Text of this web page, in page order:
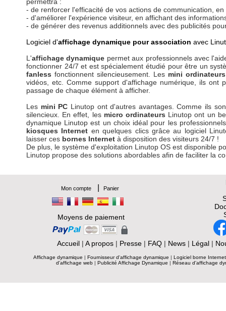
- de renforcer l'efficacité de vos actions de communication,
- d'améliorer l'expérience visiteur, en affichant des
- de générer des revenus additionnels avec des publicités
Logiciel d'affichage dynamique pour association avec
L'affichage dynamique permet aux professionnels avec
fonctionner 24/7 et est spécialement étudié pour être un
fanless fonctionnent silencieusement. Les mini ordinateurs
vidéos, etc. Comme support d'affichage numérique, ils
passage de chaque élément à afficher.
Les mini PC Linutop ont d'autres avantages. Comme ils
silencieux. En effet, les micro ordinateurs Linutop ont un
dynamique Linutop est un choix idéal pour les
kiosques Internet en quelques clics grâce au logiciel
laisser ces bornes Internet à disposition des visiteurs 24/7 !
De plus, le système d'exploitation Linutop OS est disponible
Linutop propose des solutions abordables afin de faciliter la
Mon compte| Panier
Moyens de paiement
Accueil| A propos| Presse| FAQ| News| Légal|
Affichage dynamique | Fournisseur d'affichage dynamique | Logiciel borne
d'affichage web | Publicité Affichage Dynamique | Réseau d'affichage